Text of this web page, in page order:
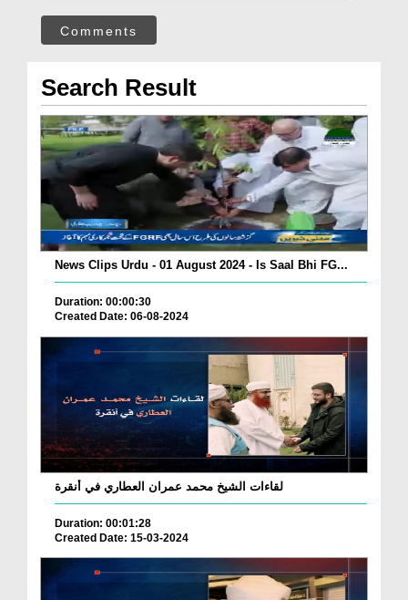
Comments
Search Result
News Clips Urdu - 01 August 2024 - Is Saal Bhi FG...
Duration: 00:00:30
Created Date: 06-08-2024
لقاءات الشيخ محمد عمران العطاري في أنقرة
Duration: 00:01:28
Created Date: 15-03-2024